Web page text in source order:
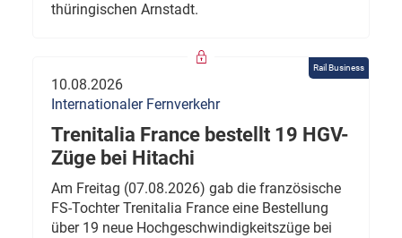
thüringischen Arnstadt.
Rail Business
10.08.2026
Internationaler Fernverkehr
Trenitalia France bestellt 19 HGV-
Züge bei Hitachi
Am Freitag (07.08.2026) gab die französische
FS-Tochter Trenitalia France eine Bestellung
über 19 neue Hochgeschwindigkeitszüge bei